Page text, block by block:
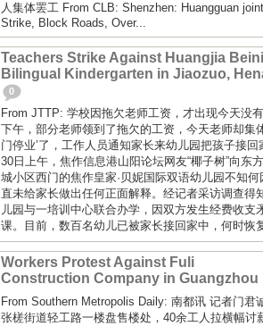
人集体罢工 From CLB: Shenzhen: Huangguan
Strike, Block Roads, Over...
Teachers Strike Against Huangjia Beini
Bilingual Kindergarten in Jiaozuo,
0
From JTTP: 学校因拖欠老师工资，才出现今天没
下午，部分老师领到了拖欠的工资，今天老师却集
门停业’了，工作人员通知家长来幼儿园把孩子接
30日上午，焦作信息港山阳论坛网友“椰子树”向东
城小区西门的焦作皇家·贝妮国际双语幼儿园不知何
直未给家长做出任何正面解释。经记者采访调查得
儿园与一培训中心联合办学，因双方发生经费收支
课。目前，数百名幼儿已被家长接回家中，何时恢
Workers Protest Against Fuli
Construction Company in Guangzhou
From Southern Metropolis Daily: 南都讯 记者门君
张槎街道轻工路一楼盘售楼处，40余工人拉横幅讨